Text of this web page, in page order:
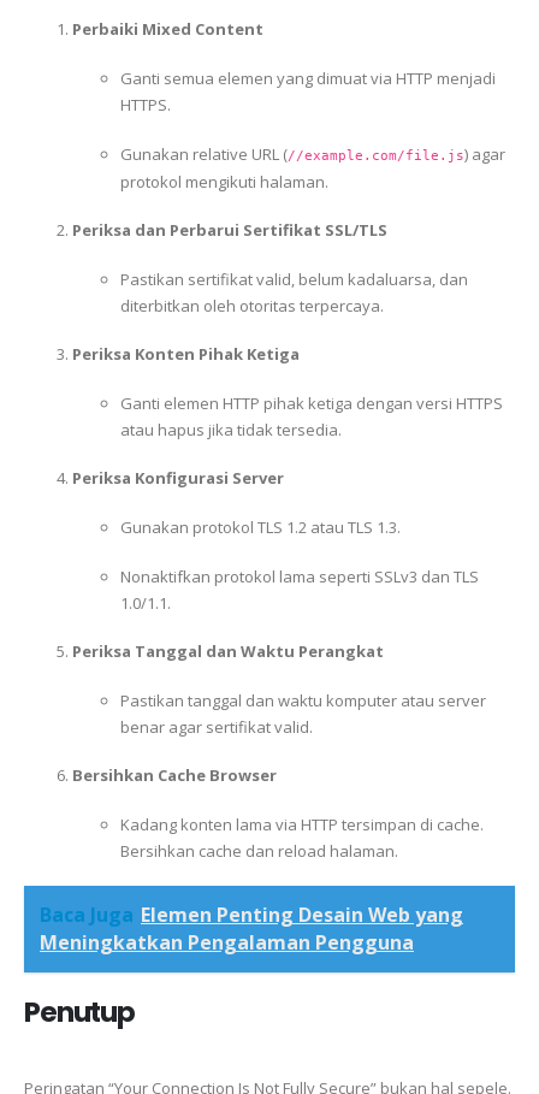
Perbaiki Mixed Content
Ganti semua elemen yang dimuat via HTTP menjadi
HTTPS.
Gunakan relative URL (//example.com/file.js) agar
protokol mengikuti halaman.
Periksa dan Perbarui Sertifikat SSL/TLS
Pastikan sertifikat valid, belum kadaluarsa, dan
diterbitkan oleh otoritas terpercaya.
Periksa Konten Pihak Ketiga
Ganti elemen HTTP pihak ketiga dengan versi HTTPS
atau hapus jika tidak tersedia.
Periksa Konfigurasi Server
Gunakan protokol TLS 1.2 atau TLS 1.3.
Nonaktifkan protokol lama seperti SSLv3 dan TLS
1.0/1.1.
Periksa Tanggal dan Waktu Perangkat
Pastikan tanggal dan waktu komputer atau server
benar agar sertifikat valid.
Bersihkan Cache Browser
Kadang konten lama via HTTP tersimpan di cache.
Bersihkan cache dan reload halaman.
Baca Juga Elemen Penting Desain Web yang
Meningkatkan Pengalaman Pengguna
Penutup
Peringatan “Your Connection Is Not Fully Secure” bukan hal sepele.